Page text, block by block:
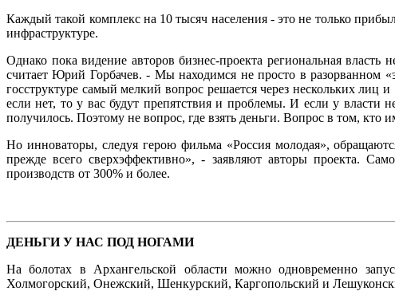
Каждый такой комплекс на 10 тысяч населения - это не только
инфраструктуре.
Однако пока видение авторов бизнес-проекта региональная
считает Юрий Горбачев. - Мы находимся не просто в разорванном
госструктуре самый мелкий вопрос решается через нескольких лиц
если нет, то у вас будут препятствия и проблемы. И если у
получилось. Поэтому не вопрос, где взять деньги. Вопрос в том, кто
Но инноваторы, следуя герою фильма «Россия молодая»,
прежде всего сверхэффективно», - заявляют авторы проекта.
производств от 300% и более.
ДЕНЬГИ У НАС ПОД НОГАМИ
На болотах в Архангельской области можно одновременно
Холмогорский, Онежский, Шенкурский, Каргопольский и